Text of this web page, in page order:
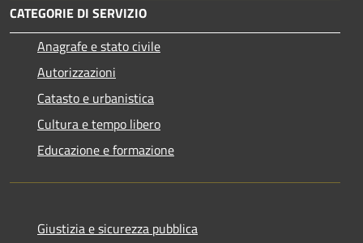
CATEGORIE DI SERVIZIO
Anagrafe e stato civile
Autorizzazioni
Catasto e urbanistica
Cultura e tempo libero
Educazione e formazione
Giustizia e sicurezza pubblica